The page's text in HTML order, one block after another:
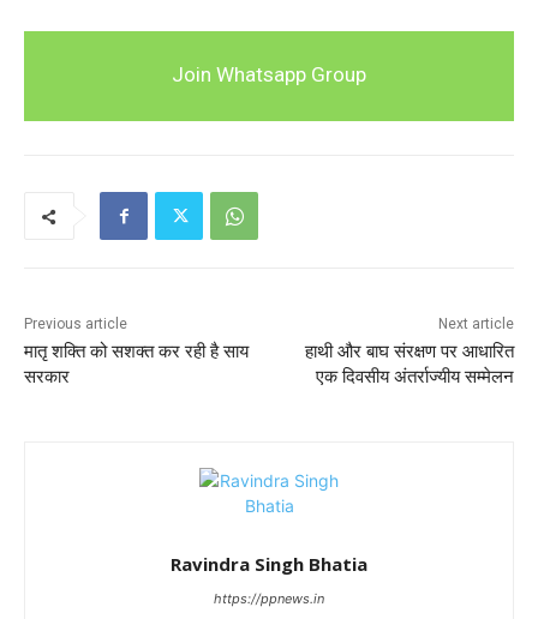
Join Whatsapp Group
Previous article
मातृ शक्ति को सशक्त कर रही है साय
सरकार
Next article
हाथी और बाघ संरक्षण पर आधारित
एक दिवसीय अंतर्राज्यीय सम्मेलन
Ravindra Singh Bhatia
https://ppnews.in